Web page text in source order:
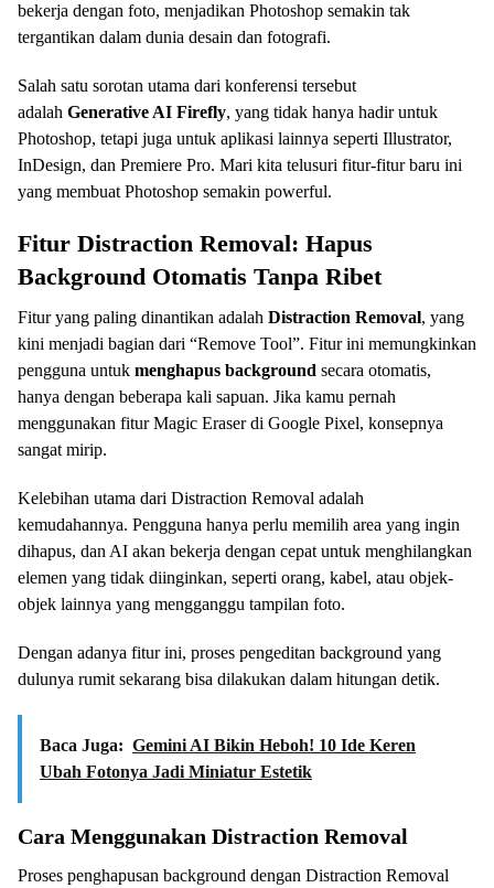
bekerja dengan foto, menjadikan Photoshop semakin tak
tergantikan dalam dunia desain dan fotografi.
Salah satu sorotan utama dari konferensi tersebut
adalah Generative AI Firefly, yang tidak hanya hadir untuk
Photoshop, tetapi juga untuk aplikasi lainnya seperti Illustrator,
InDesign, dan Premiere Pro. Mari kita telusuri fitur-fitur baru ini
yang membuat Photoshop semakin powerful.
Fitur Distraction Removal: Hapus
Background Otomatis Tanpa Ribet
Fitur yang paling dinantikan adalah Distraction Removal, yang
kini menjadi bagian dari “Remove Tool”. Fitur ini memungkinkan
pengguna untuk menghapus background secara otomatis,
hanya dengan beberapa kali sapuan. Jika kamu pernah
menggunakan fitur Magic Eraser di Google Pixel, konsepnya
sangat mirip.
Kelebihan utama dari Distraction Removal adalah
kemudahannya. Pengguna hanya perlu memilih area yang ingin
dihapus, dan AI akan bekerja dengan cepat untuk menghilangkan
elemen yang tidak diinginkan, seperti orang, kabel, atau objek-
objek lainnya yang mengganggu tampilan foto.
Dengan adanya fitur ini, proses pengeditan background yang
dulunya rumit sekarang bisa dilakukan dalam hitungan detik.
Baca Juga: Gemini AI Bikin Heboh! 10 Ide Keren
Ubah Fotonya Jadi Miniatur Estetik
Cara Menggunakan Distraction Removal
Proses penghapusan background dengan Distraction Removal